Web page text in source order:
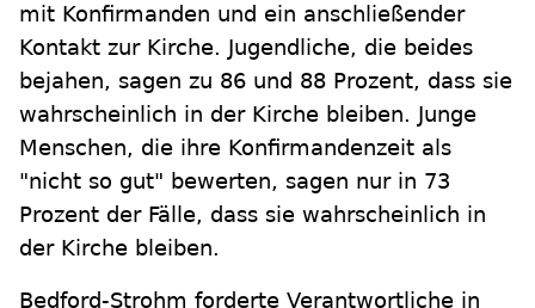
mit Konfirmanden und ein anschließender
Kontakt zur Kirche. Jugendliche, die beides
bejahen, sagen zu 86 und 88 Prozent, dass sie
wahrscheinlich in der Kirche bleiben. Junge
Menschen, die ihre Konfirmandenzeit als
"nicht so gut" bewerten, sagen nur in 73
Prozent der Fälle, dass sie wahrscheinlich in
der Kirche bleiben.
Bedford-Strohm forderte Verantwortliche in